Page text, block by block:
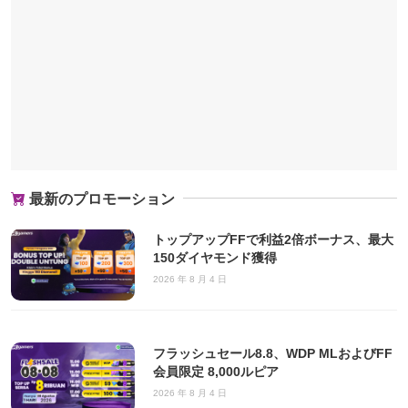
最新のプロモーション
トップアップFFで利益2倍ボーナス、最大
150ダイヤモンド獲得
2026 年 8 月 4 日
フラッシュセール8.8、WDP MLおよびFF
会員限定 8,000ルピア
2026 年 8 月 4 日